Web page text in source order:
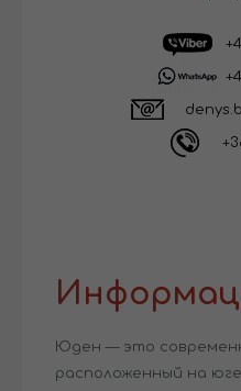
Юден — это
расположенный на